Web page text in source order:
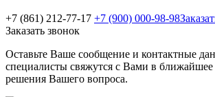
+7 (861) 212-77-17 +7 (900) 000-98-98
Заказать звонок
Оставьте Ваше сообщение и контактные
специалисты свяжутся с Вами в ближайшее
решения Вашего вопроса.